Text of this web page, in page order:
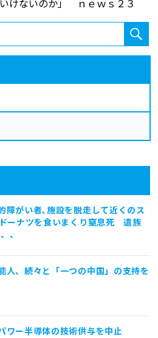
障がい者､施設を脱走して近くのス
ーナツを食いまくり窒息死 遺族
、
人、続々と「一つの中国」の支持を
ワー半導体の技術供与を中止